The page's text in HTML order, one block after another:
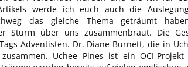
werde ich euch auch die
das gleiche Thema geträumt
Sturm über uns zusammenbraut. Die
Adventisten. Dr. Diane Burnett, die in
Uchee Pines ist ein OCI-